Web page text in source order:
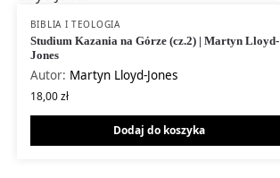
BIBLIA I TEOLOGIA
Studium Kazania na Górze (cz.2) | Martyn Lloyd-
Jones
Autor: Martyn Lloyd-Jones
18,00zł
Dodaj do koszyka